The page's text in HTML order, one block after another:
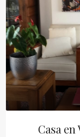
Casa